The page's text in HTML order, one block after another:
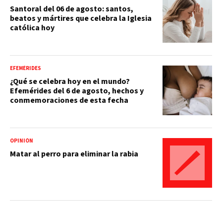
Santoral del 06 de agosto: santos,
beatos y mártires que celebra la Iglesia
católica hoy
EFEMÉRIDES
¿Qué se celebra hoy en el mundo?
Efemérides del 6 de agosto, hechos y
conmemoraciones de esta fecha
OPINIÓN
Matar al perro para eliminar la rabia